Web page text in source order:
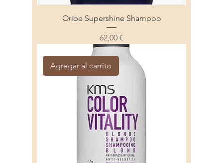
Oribe Supershine Shampoo
Precio
62,00 €
Agregar al carrito